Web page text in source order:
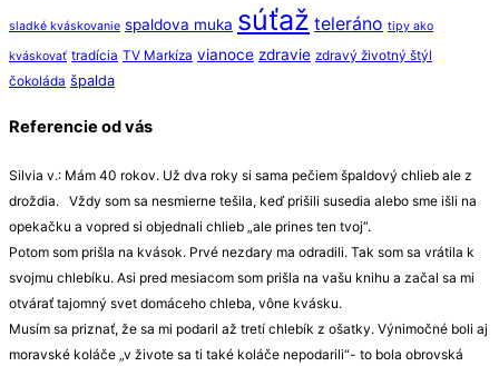
sladké kváskovanie spaldova muka súťaž teleráno tipy ako
kváskovať tradícia TV Markíza vianoce zdravie zdravý životný štýl
čokoláda špalda
Referencie od vás
Silvia v.: Mám 40 rokov. Už dva roky si sama pečiem špaldový chlieb ale z
droždia. Vždy som sa nesmierne tešila, keď prišili susedia alebo sme išli na
opekačku a vopred si objednali chlieb „ale prines ten tvoj“.
Potom som prišla na kvások. Prvé nezdary ma odradili. Tak som sa vrátila k
svojmu chlebíku. Asi pred mesiacom som prišla na vašu knihu a začal sa mi
otvárať tajomný svet domáceho chleba, vône kvásku.
Musím sa priznať, že sa mi podaril až tretí chlebík z ošatky. Výnimočné boli aj
moravské koláče „v živote sa ti také koláče nepodarili“- to bola obrovská